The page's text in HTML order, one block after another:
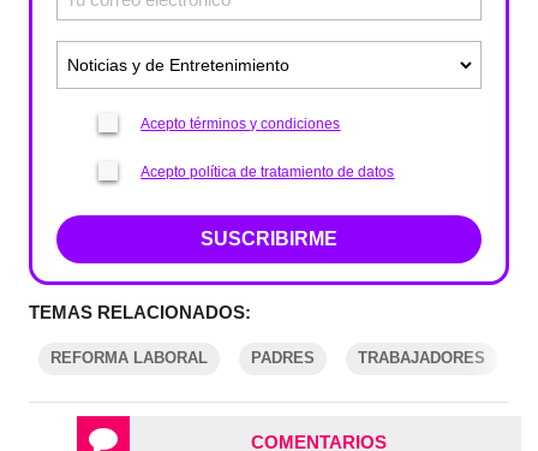
Acepto términos y condiciones
Acepto política de tratamiento de datos
SUSCRIBIRME
TEMAS RELACIONADOS:
REFORMA LABORAL PADRES TRABAJADORES
COMENTARIOS